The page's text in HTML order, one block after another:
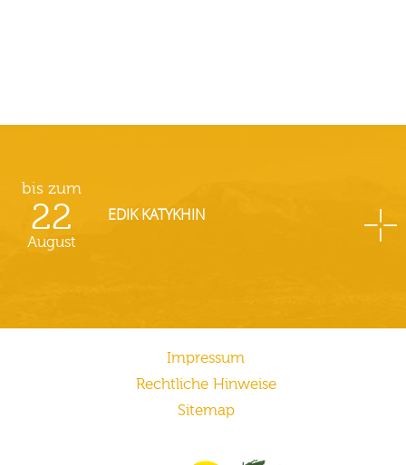
bis zum
22
August
EDIK KATYKHIN
Impressum
Rechtliche Hinweise
Sitemap